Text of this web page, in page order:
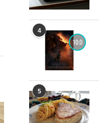
4
10.0
5